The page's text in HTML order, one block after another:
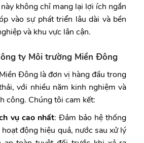
không chỉ mang lại lợi ích ngắn
vào sự phát triển lâu dài và bền
và khu vực lân cận.
ty Môi trường Miền Đông
Đông là đơn vị hàng đầu trong
với nhiều năm kinh nghiệm và
công. Chúng tôi cam kết:
vụ cao nhất: Đảm bảo hệ thống
động hiệu quả, nước sau xử lý